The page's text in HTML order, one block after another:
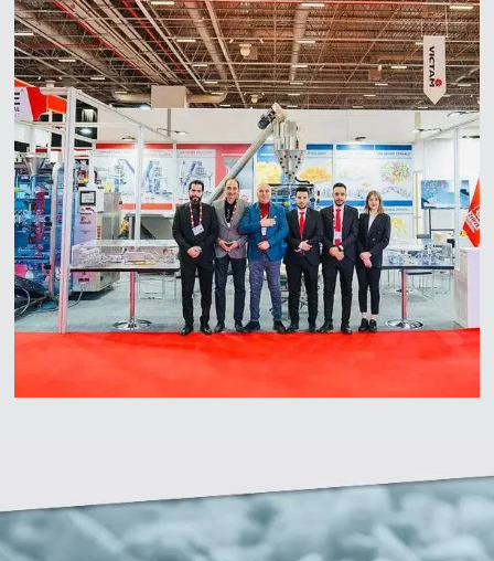
Zirve Extrussion
Nous vous répondrons dans les plus brefs délais